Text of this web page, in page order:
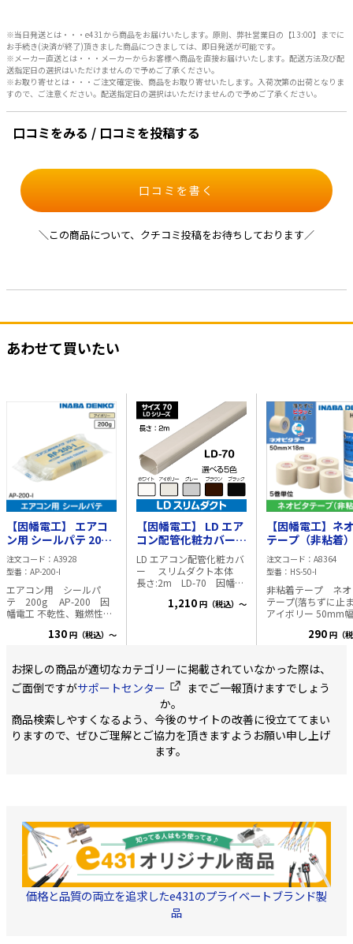
※当日発送とは・・・e431から商品をお届けいたします。原則、弊社営業日の【13:00】までに
お手続き(決済が終了)頂きました商品につきましては、即日発送が可能です。
※メーカー直送とは・・・メーカーからお客様へ商品を直接お届けいたします。配送方法及び配
送指定日の選択はいただけませんので予めご了承ください。
※お取り寄せとは・・・ご注文確定後、商品をお取り寄せいたします。入荷次第の出荷となりま
すので、ご注意ください。配送指定日の選択はいただけませんので予めご了承ください。
口コミをみる / 口コミを投稿する
口コミを書く
＼この商品について、クチコミ投稿をお待ちしております／
あわせて買いたい
【因幡電工】 エアコ
ン用 シールパテ 200g
アイボリー AP-200
注文コード
A3928
型番
AP-200-I
エアコン用 シールパ
テ 200g AP-200 因
幡電工 不乾性、難燃性、
イプのエアコン配管用 シ
～40℃ 内容量:200g 色:ア
イボリー
130 円（税込）～
【因幡電工】 LD エア
コン配管化粧カバー
スリムダクト本体 長
さ:2m LD-70【アイボ
リー】
LD エアコン配管化粧カバ
ー スリムダクト本体
長さ:2m LD-70 因幡電
を使用し、いつまでも変
・難燃材料を使用 安全
性にも配慮しています 外
幅:68㎜ 奥行:58㎜ 対角
長:68㎜ 長さ:2000㎜
1,210 円（税込）～
【因幡電工】ネ
テープ（非粘着
ずに止まる アイ
ー 50mm幅
巻単位 HS-50-I
注文コード
A8364
型番
HS-50-I
非粘着テープ ネオ
テープ(落ちずに
アイボリー 50mm幅
I 因幡電工 ・エアコンの
業中に誤ってテー
としても、テープ
ける事がありません 長
ください
290 円（
お探しの商品が適切なカテゴリーに掲載されていなかった際は、
ご面倒ですがサポートセンター
までご一報頂けますでしょう
か。
商品検索しやすくなるよう、今後のサイトの改善に役立ててまい
りますので、ぜひご理解とご協力を頂きますようお願い申し上げ
ます。
価格と品質の両立を追求したe431のプライベートブランド製
品